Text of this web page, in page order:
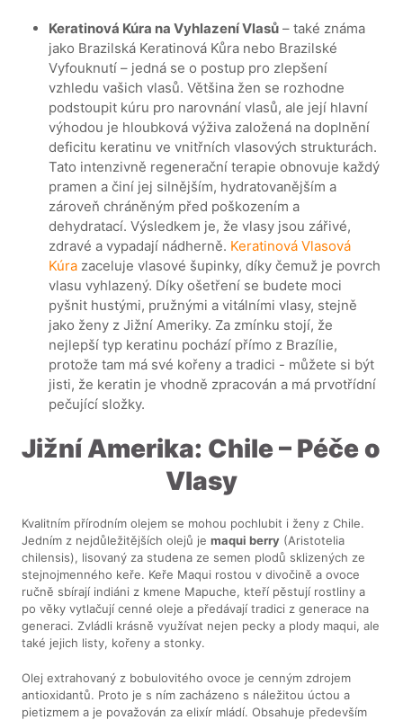
Keratinová Kúra na Vyhlazení Vlasů – také známa
jako Brazilská Keratinová Kůra nebo Brazilské
Vyfouknutí – jedná se o postup pro zlepšení
vzhledu vašich vlasů. Většina žen se rozhodne
podstoupit kúru pro narovnání vlasů, ale její hlavní
výhodou je hloubková výživa založená na doplnění
deficitu keratinu ve vnitřních vlasových strukturách.
Tato intenzivně regenerační terapie obnovuje každý
pramen a činí jej silnějším, hydratovanějším a
zároveň chráněným před poškozením a
dehydratací. Výsledkem je, že vlasy jsou zářivé,
zdravé a vypadají nádherně. Keratinová Vlasová
Kúra zaceluje vlasové šupinky, díky čemuž je povrch
vlasu vyhlazený. Díky ošetření se budete moci
pyšnit hustými, pružnými a vitálními vlasy, stejně
jako ženy z Jižní Ameriky. Za zmínku stojí, že
nejlepší typ keratinu pochází přímo z Brazílie,
protože tam má své kořeny a tradici - můžete si být
jisti, že keratin je vhodně zpracován a má prvotřídní
pečující složky.
Jižní Amerika: Chile – Péče o
Vlasy
Kvalitním přírodním olejem se mohou pochlubit i ženy z Chile.
Jedním z nejdůležitějších olejů jemaqui berry (Aristotelia
chilensis), lisovaný za studena ze semen plodů sklizených ze
stejnojmenného keře. Keře Maqui rostou v divočině a ovoce
ručně sbírají indiáni z kmene Mapuche, kteří pěstují rostliny a
po věky vytlačují cenné oleje a předávají tradici z generace na
generaci. Zvládli krásně využívat nejen pecky a plody maqui, ale
také jejich listy, kořeny a stonky.
Olej extrahovaný z bobulovitého ovoce je cenným zdrojem
antioxidantů. Proto je s ním zacházeno s náležitou úctou a
pietizmem a je považován za elixír mládí. Obsahuje především